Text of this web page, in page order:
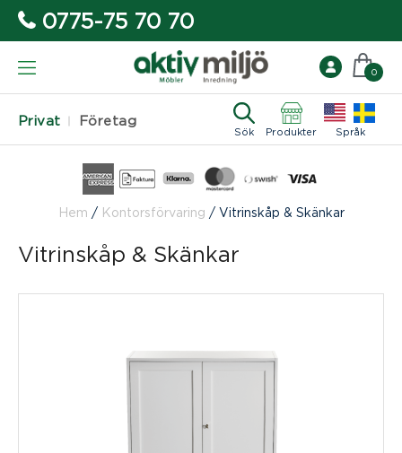
0775-75 70 70
Privat Företag
Sök Produkter Språk
0
Hem / Kontorsförvaring / Vitrinskåp & Skänkar
Vitrinskåp & Skänkar